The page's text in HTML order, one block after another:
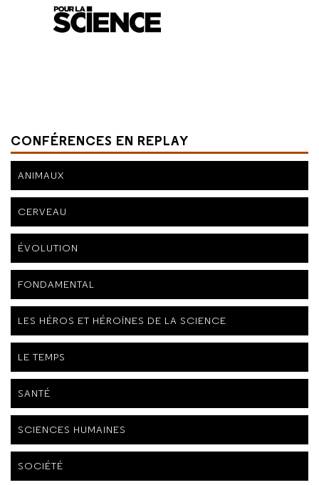
CONFÉRENCES EN REPLAY
ANIMAUX
CERVEAU
ÉVOLUTION
FONDAMENTAL
LES HÉROS ET HÉROÏNES DE LA SCIENCE
LE TEMPS
SANTÉ
SCIENCES HUMAINES
SOCIÉTÉ